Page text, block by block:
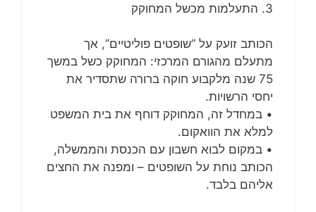
3. התעלמות מכשל המחוקק
הכותב זועק על “שופטים פוליטיים”, אך
מתעלם מהגורם המרכזי: המחוקק כשל במשך
75 שנה מלקבוע חוקה ברורה שתסדיר את
יחסי הרשויות.
• במחדל זה, המחוקק דוחף את בית המשפט
למלא את הוואקום.
• במקום לבוא חשבון עם הכנסת והממשלה,
הכותב נוחת על השופטים – ומפנה את החצים
אליהם בלבד.